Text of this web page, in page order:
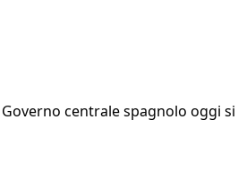
centrale spagnolo oggi